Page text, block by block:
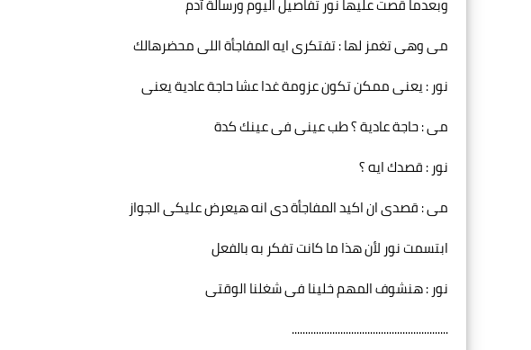
مى وهى تغمز لها : تفتكرى ايه المفاجأة اللى محضرهالك
نور : يعنى ممكن تكون عزومة غدا عشا حاجة عادية يعنى
مى : حاجة عادية ؟ طب عينى فى عينك كدة
نور : قصدك ايه ؟
مى : قصدى ان اكيد المفاجأة دى انه هيعرض عليكى الجواز
ابتسمت نور لأن هذا ما كانت تفكر به بالفعل
نور : هنشوف المهم خلينا فى شغلنا الوقتى
..........................................................